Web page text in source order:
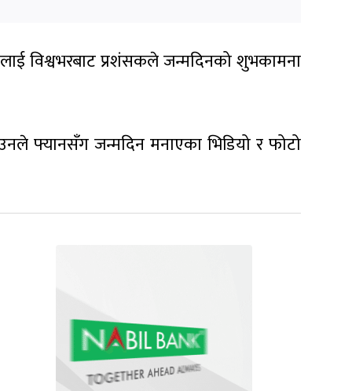
विश्वभरबाट प्रशंसकले जन्मदिनको शुभकामना
फ्यानसँग जन्मदिन मनाएका भिडियो र फोटो